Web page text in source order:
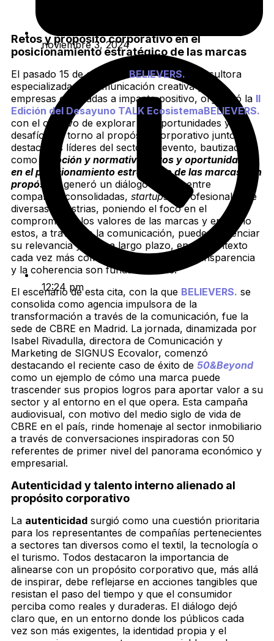
noviembre 3, 2024
12:24 pm
Retos y propósito corporativo en el
posicionamiento estratégico de las marcas
El pasado 15 de octubre, BELIEVERS. , consultora
especializada en comunicación creativa para
empresas orientadas a impacto positivo, organizó la II
Edición del Desayuno TALK EcosistemaBELIEVERS.
con el objetivo de explorar las oportunidades y
desafíos en torno al propósito corporativo junto a
destacados líderes del sector. El evento, bautizado
como
Emoción y normativa: retos y oportunidades
en el posicionamiento estratégico de las marcas con
propósito
, generó un diálogo abierto entre
compañías consolidadas, startups y profesionales de
diversas industrias, poniendo el foco en el
compromiso y los valores de las marcas y en cómo
estos, a través de la comunicación, pueden potenciar
su relevancia y éxito a largo plazo, en un
contexto
cada vez más competitivo en el que la transparencia
y la coherencia son fundamentales.
El escenario de esta cita, con la que BELIEVERS. se
consolida como agencia impulsora de la
transformación a través de la comunicación, fue la
sede de CBRE en Madrid. La jornada, dinamizada por
Isabel Rivadulla, directora de Comunicación y
Marketing de SIGNUS Ecovalor, comenzó
destacando el reciente caso de éxito de 50&Beyond
como un ejemplo de cómo una marca puede
trascender sus propios logros para aportar valor a su
sector y al entorno en el que opera. Esta campaña
audiovisual, con motivo del medio siglo de vida de
CBRE en el país, rinde homenaje al sector inmobiliario
a través de conversaciones inspiradoras con 50
referentes de primer nivel del panorama económico y
empresarial.
Autenticidad y talento interno alienado al
propósito corporativo
La autenticidad surgió como una cuestión prioritaria
para los representantes de compañías pertenecientes
a sectores tan diversos como el textil, la tecnología o
el turismo. Todos destacaron la importancia de
alinearse con un propósito corporativo que, más allá
de inspirar, debe reflejarse en acciones tangibles que
resistan el paso del tiempo y que el consumidor
perciba como reales y duraderas. El diálogo dejó
claro que, en un entorno donde los públicos cada
vez son más exigentes, la identidad propia y el